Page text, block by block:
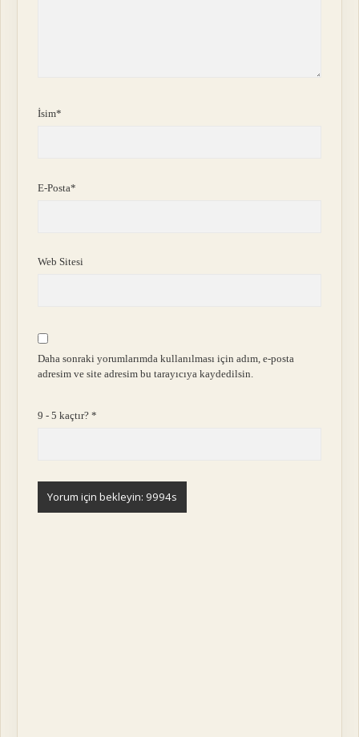
İsim*
E-Posta*
Web Sitesi
Daha sonraki yorumlarımda kullanılması için adım, e-posta
adresim ve site adresim bu tarayıcıya kaydedilsin.
9 - 5 kaçtır?*